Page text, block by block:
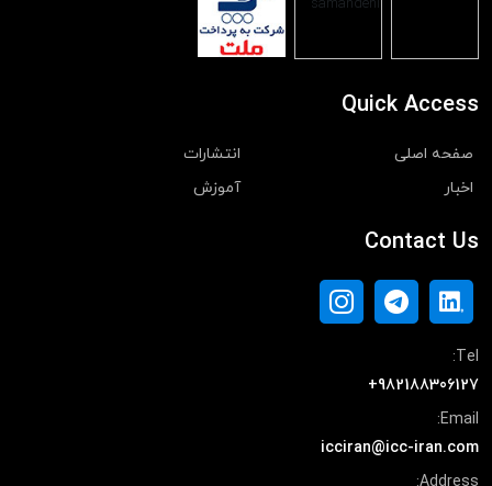
Quick Access
صفحه اصلی
انتشارات
اخبار
آموزش
Contact Us
Tel:
+982188306127
Email:
icciran@icc-iran.com